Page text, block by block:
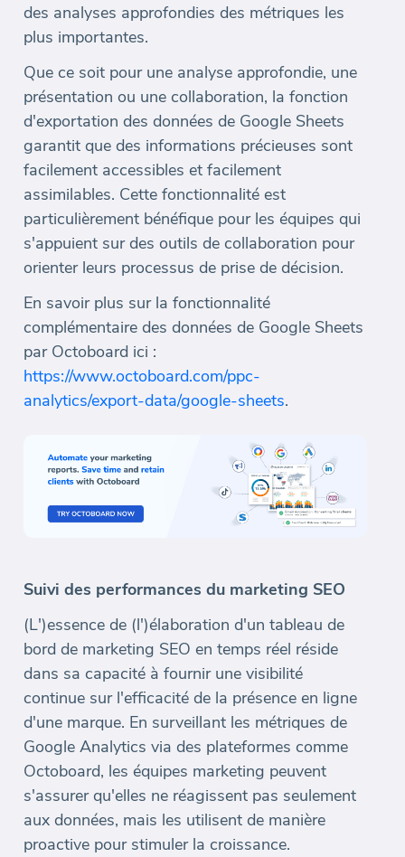
des analyses approfondies des métriques les
plus importantes.
Que ce soit pour une analyse approfondie, une
présentation ou une collaboration, la fonction
d'exportation des données de Google Sheets
garantit que des informations précieuses sont
facilement accessibles et facilement
assimilables. Cette fonctionnalité est
particulièrement bénéfique pour les équipes qui
s'appuient sur des outils de collaboration pour
orienter leurs processus de prise de décision.
En savoir plus sur la fonctionnalité
complémentaire des données de Google Sheets
par Octoboard ici :
https://www.octoboard.com/ppc-
analytics/export-data/google-sheets.
Suivi des performances du marketing SEO
(L')essence de (l')élaboration d'un tableau de
bord de marketing SEO en temps réel réside
dans sa capacité à fournir une visibilité
continue sur l'efficacité de la présence en ligne
d'une marque. En surveillant les métriques de
Google Analytics via des plateformes comme
Octoboard, les équipes marketing peuvent
s'assurer qu'elles ne réagissent pas seulement
aux données, mais les utilisent de manière
proactive pour stimuler la croissance.